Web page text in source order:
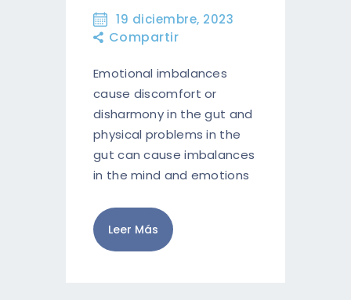
ESPAÑOL
ENGLISH
19 diciembre, 2023
Compartir
Emotional imbalances
cause discomfort or
disharmony in the gut and
physical problems in the
gut can cause imbalances
in the mind and emotions
Leer Más